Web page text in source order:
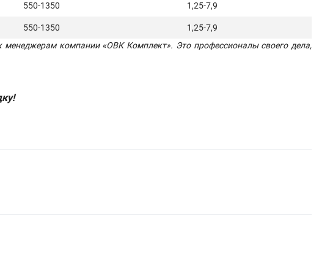
550-1350 1,25-7,9
550-1350
1,25-7,9
менеджерам компании «ОВК Комплект». Это профессионалы своего дела,